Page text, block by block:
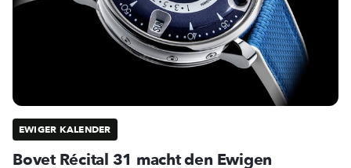
EWIGER KALENDER
Bovet Récital 31 macht den Ewigen